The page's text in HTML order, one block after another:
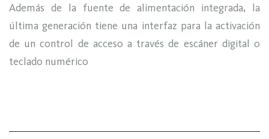
Además de la fuente de alimentación integrada, la
última generación tiene una interfaz para la activación
de un control de acceso a través de escáner digital o
teclado numérico